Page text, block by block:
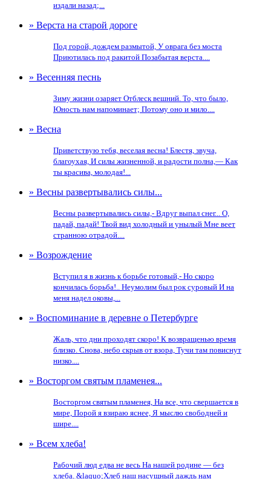
издали назад;...
» Верста на старой дороге
Под горой, дождем размытой, У оврага без моста
Приютилась под ракитой Позабытая верста....
» Весенняя песнь
Зиму жизни озаряет Отблеск вешний. То, что было,
Юность нам напоминает; Потому оно и мило....
» Весна
Приветствую тебя, веселая весна! Блестя, звуча,
благоухая, И силы жизненной, и радости полна,— Как
ты красива, молодая!...
» Весны развертывались силы...
Весны развертывались силы,- Вдруг выпал снег... О,
падай, падай! Твой вид холодный и унылый Мне веет
странною отрадой....
» Возрождение
Вступил я в жизнь к борьбе готовый,- Но скоро
кончилась борьба!.. Неумолим был рок суровый И на
меня надел оковы,...
» Воспоминание в деревне о Петербурге
Жаль, что дни проходят скоро! К возвращенью время
близко. Снова, небо скрыв от взора, Тучи там повиснут
низко....
» Восторгом святым пламенея...
Восторгом святым пламенея, На все, что свершается в
мире, Порой я взираю яснее, Я мыслю свободней и
шире....
» Всем хлеба!
Рабочий люд едва не весь На нашей родине — без
хлеба. &laquo;Хлеб наш насущный даждь нам